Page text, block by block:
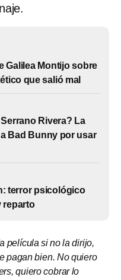
Galilea Montijo sobre
que salió mal
Rivera? La
Bad Bunny por usar
terror psicológico
reparto
película si no la dirijo,
pagan bien. No quiero
quiero cobrar lo